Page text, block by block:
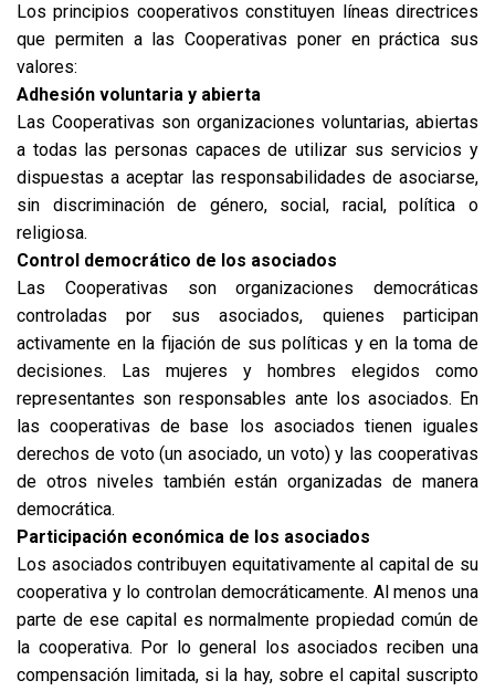
Los principios cooperativos constituyen líneas directrices
que permiten a las Cooperativas poner en práctica sus
valores:
Adhesión voluntaria y abierta
Las Cooperativas son organizaciones voluntarias, abiertas
a todas las personas capaces de utilizar sus servicios y
dispuestas a aceptar las responsabilidades de asociarse,
sin discriminación de género, social, racial, política o
religiosa.
Control democrático de los asociados
Las Cooperativas son organizaciones democráticas
controladas por sus asociados, quienes participan
activamente en la fijación de sus políticas y en la toma de
decisiones. Las mujeres y hombres elegidos como
representantes son responsables ante los asociados. En
las cooperativas de base los asociados tienen iguales
derechos de voto (un asociado, un voto) y las cooperativas
de otros niveles también están organizadas de manera
democrática.
Participación económica de los asociados
Los asociados contribuyen equitativamente al capital de su
cooperativa y lo controlan democráticamente. Al menos una
parte de ese capital es normalmente propiedad común de
la cooperativa. Por lo general los asociados reciben una
compensación limitada, si la hay, sobre el capital suscripto